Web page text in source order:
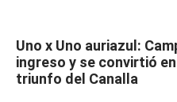
Uno x Uno auriazul:
ingreso y se convirtió
triunfo del Canalla